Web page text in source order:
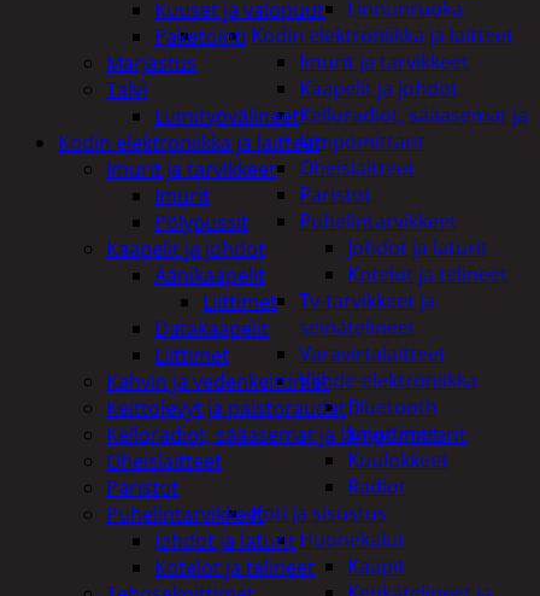
Linnunruoka
Kodin elektroniikka ja laitteet
Imurit ja tarvikkeet
Kaapelit ja johdot
Kelloradiot, sääasemat ja
lämpömittarit
Oheislaitteet
Paristot
Puhelintarvikkeet
Johdot ja laturit
Kotelot ja telineet
Tv-tarvikkeet ja
seinätelineet
Varavirtalaitteet
Viihde-elektroniikka
Bluetooth
kaiuttimet
Kuulokkeet
Radiot
Koti ja sisustus
Huonekalut
Kaapit
Kuuset ja valopuut
Paketointi
Marjastus
Talvi
Lumityövälineet
Kodin elektroniikka ja laitteet
Imurit ja tarvikkeet
Imurit
Pölypussit
Kaapelit ja johdot
Äänikaapelit
Liittimet
Datakaapelit
Liittimet
Kahvin ja vedenkeittimet
Keittolevyt ja paistoraudat
Kelloradiot, sääasemat ja lämpömittarit
Oheislaitteet
Paristot
Puhelintarvikkeet
Johdot ja laturit
Kotelot ja telineet